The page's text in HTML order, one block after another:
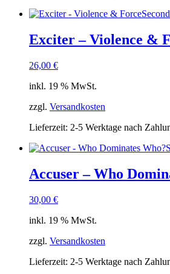
Exciter – Violence &
26,00 €
inkl. 19 % MwSt.
zzgl. Versandkosten
Lieferzeit: 2-5 Werktage nach
Accuser – Who
30,00 €
inkl. 19 % MwSt.
zzgl. Versandkosten
Lieferzeit: 2-5 Werktage nach